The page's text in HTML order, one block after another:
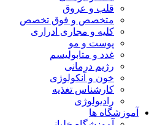
قلب و عروق
متخصص و فوق تخصص
کلیه و مجاری ادراری
پوست و مو
غدد و متابولیسم
رژیم درمانی
خون و آنکولوژی
کارشناس تغذیه
رادیولوژی
آموزشگاه ها